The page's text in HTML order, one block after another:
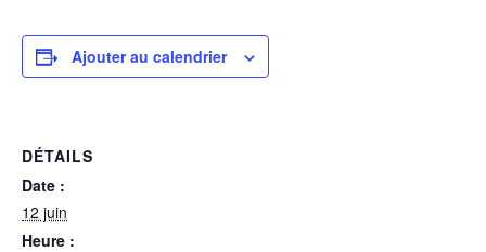
Ajouter au calendrier
DÉTAILS
Date :
12 juin
Heure :